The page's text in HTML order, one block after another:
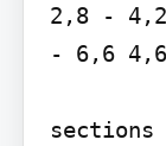
2,8 -
- 6,6
sections